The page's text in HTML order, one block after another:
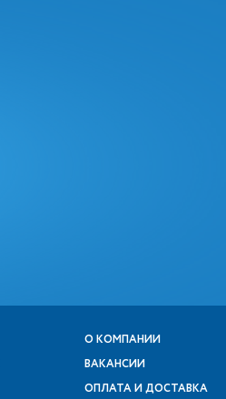
О КОМПАНИИ
ВАКАНСИИ
ОПЛАТА И ДОСТАВКА